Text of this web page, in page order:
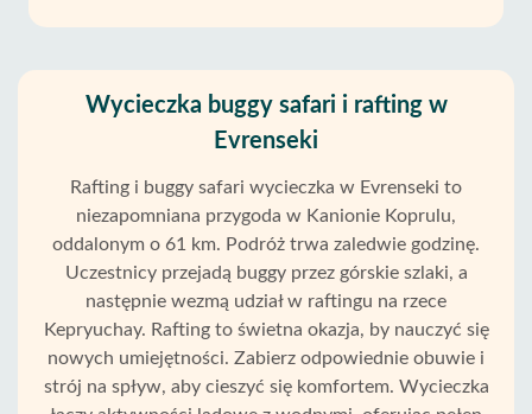
Wycieczka buggy safari i rafting w
Evrenseki
Rafting i buggy safari wycieczka w Evrenseki to
niezapomniana przygoda w Kanionie Koprulu,
oddalonym o 61 km. Podróż trwa zaledwie godzinę.
Uczestnicy przejadą buggy przez górskie szlaki, a
następnie wezmą udział w raftingu na rzece
Kepryuchay. Rafting to świetna okazja, by nauczyć się
nowych umiejętności. Zabierz odpowiednie obuwie i
strój na spływ, aby cieszyć się komfortem. Wycieczka